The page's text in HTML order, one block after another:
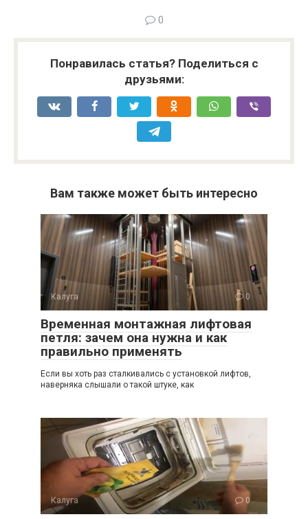
0
Понравилась статья? Поделиться с
друзьями:
Вам также может быть интересно
Калуга 0
Временная монтажная лифтовая
петля: зачем она нужна и как
правильно применять
Если вы хоть раз сталкивались с установкой лифтов,
наверняка слышали о такой штуке, как
Калуга 0